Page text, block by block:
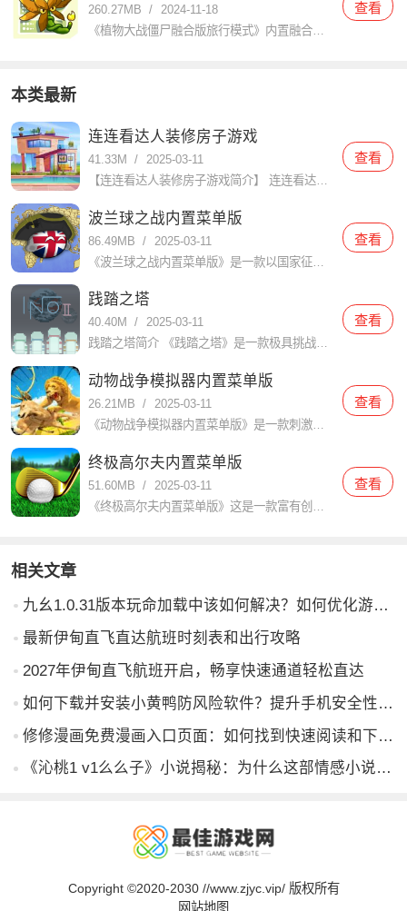
260.27MB /
2024-11-18
《植物大战僵尸融合版旅行模式》内置融合玩法的旅行模式，旅行模式可以把不同地图进行完美的混合在一起，玩法体验过程让玩家能够面对各种的挑战进行对抗，操作体验感觉也会变得十分的有趣。让玩家可以在在这里感受焕
查看
本类最新
连连看达人装修房子游戏
41.33M / 2025-03-11
【连连看达人装修房子游戏简介】 连连看达人装修房子是一款结合了经典连连看玩法与家居装修元素的休闲益智游戏。玩家需要在限定时间内通过连接相同的图案来消除它们，每消除一对图案即可获得装修材料和金币，用于装
查看
波兰球之战内置菜单版
86.49MB /
2025-03-11
《波兰球之战内置菜单版》是一款以国家征战和统一为核心的策略游戏，在游戏中，玩家扮演一位国家的领袖，通过建设城市、发展经济、招募军队和与其他国家进行外交、战争等手段，最终实现统一和国家崛起的目标。游戏以
查看
践踏之塔
40.40M / 2025-03-11
践踏之塔简介 《践踏之塔》是一款极具挑战性和趣味性的动作冒险游戏。玩家需要在不断攀登塔楼的过程中，克服各种障碍和敌人，体验到前所未有的紧张感和成就感。游戏以其独特的玩法和精美的画面吸引了大量玩家的关注
查看
动物战争模拟器内置菜单版
26.21MB / 2025-03-11
《动物战争模拟器内置菜单版》是一款刺激、有趣的模拟战略游戏，而且在这个游戏中，玩家将扮演不同类型的动物，与其他玩家进行战斗，争夺领地和资源。游戏以独特的图形和令人惊叹的音效为特色，为玩家带来一个逼真的
查看
终极高尔夫内置菜单版
51.60MB /
2025-03-11
查看
相关文章
九幺1.0.31版本玩命加载中该如何解决？如何优化游戏体验？
最新伊甸直飞直达航班时刻表和出行攻略
2027年伊甸直飞航班开启，畅享快速通道轻松直达
如何下载并安装小黄鸭防风险软件？提升手机安全性，避免网络风险的实用指南
修修漫画免费漫画入口页面：如何找到快速阅读和下载资源，让你畅享漫画世界？
《沁桃1 v1么么子》小说揭秘：为什么这部情感小说如此吸引人？
Copyright ©2020-2030 //www.zjyc.vip/ 版权所有
网站地图